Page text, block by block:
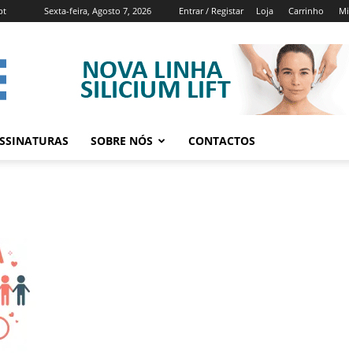
Sexta-feira, Agosto 7, 2026 Entrar / Registar Loja Carrinho
SOBRE NÓS CONTACTOS